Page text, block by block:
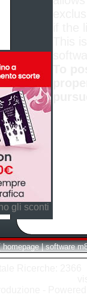
gli sconti
homepage | software